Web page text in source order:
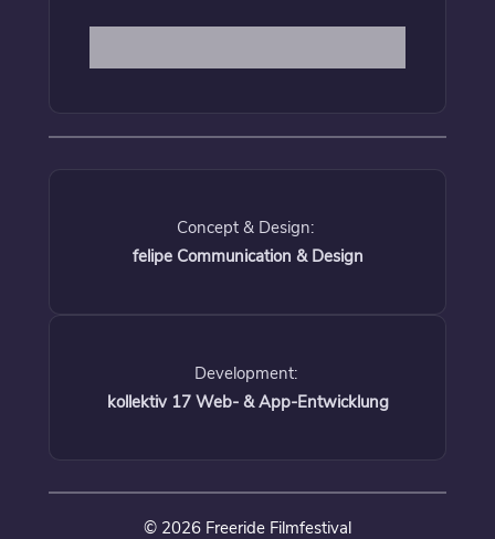
Concept & Design:
felipe Communication & Design
Development:
kollektiv 17 Web- & App-Entwicklung
© 2026 Freeride Filmfestival